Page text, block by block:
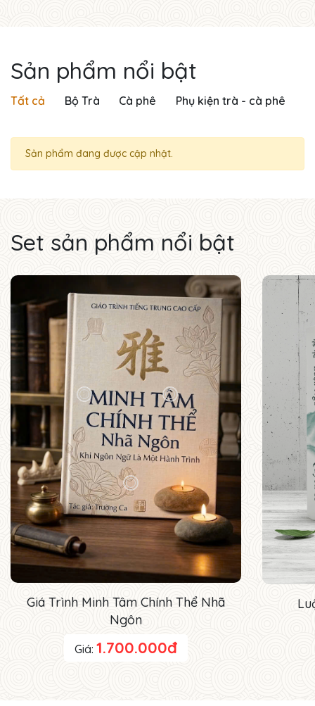
Sản phẩm nổi bật
Tất cả Bộ Trà Cà phê Phụ kiện trà - cà phê
Sản phẩm đang được cập nhật.
Set sản phẩm nổi bật
Giá Trình Minh Tâm Chính Thể Nhã
Ngôn
Giá:1.700.000đ